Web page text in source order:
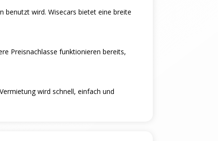
benutzt wird. Wisecars bietet eine breite
Preisnachlasse funktionieren bereits,
wird schnell, einfach und